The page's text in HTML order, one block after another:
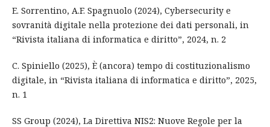
E. Sorrentino, A.F. Spagnuolo (2024), Cybersecurity e
sovranità digitale nella protezione dei dati personali, in
“Rivista italiana di informatica e diritto”, 2024, n. 2
C. Spiniello (2025), È (ancora) tempo di costituzionalismo
digitale, in “Rivista italiana di informatica e diritto”, 2025,
n. 1
SS Group (2024), La Direttiva NIS2: Nuove Regole per la